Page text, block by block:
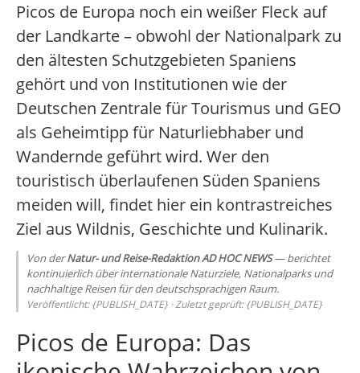
Picos de Europa noch ein weißer Fleck auf
der Landkarte – obwohl der Nationalpark zu
den ältesten Schutzgebieten Spaniens
gehört und von Institutionen wie der
Deutschen Zentrale für Tourismus und GEO
als Geheimtipp für Naturliebhaber und
Wandernde geführt wird. Wer den
touristisch überlaufenen Süden Spaniens
meiden will, findet hier ein kontrastreiches
Ziel aus Wildnis, Geschichte und Kulinarik.
Von derNatur- und Reise-Redaktion AD HOC NEWS— berichtet
kontinuierlich über internationale Naturziele, Nationalparks und
nachhaltige Reisen für den deutschsprachigen Raum.
Veröffentlicht: {PUBLISH_DATE} · Zuletzt geprüft: {PUBLISH_DATE}
Picos de Europa: Das